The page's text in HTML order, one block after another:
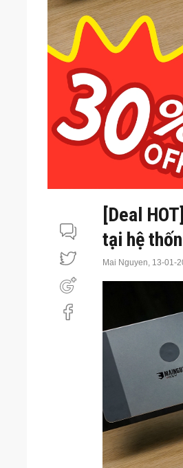
[Deal
tại hệ
Mai Nguyen, 13-01-